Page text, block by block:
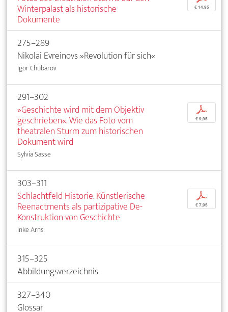
Winterpalast als historische
Dokumente
€ 14,95
275–289
Nikolai Evreinovs »Revolution für sich«
Igor Chubarov
291–302
»Geschichte wird mit dem Objektiv
geschrieben«. Wie das Foto vom
theatralen Sturm zum historischen
Dokument wird
Sylvia Sasse
p
€ 9,95
303–311
Schlachtfeld Historie. Künstlerische
Reenactments als partizipative De-
Konstruktion von Geschichte
Inke Arns
p
€ 7,95
315–325
Abbildungsverzeichnis
327–340
Glossar